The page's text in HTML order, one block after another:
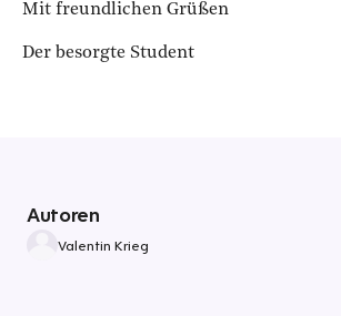
Mit freundlichen Grüßen
Der besorgte Student
Autoren
Valentin Krieg